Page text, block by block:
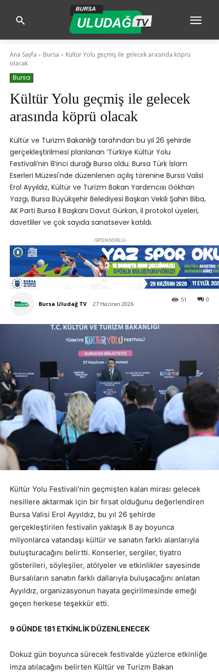
Ana Sayfa Bursa
Kültür Yolu geçmiş ile gelecek arasında köprü
olacak
Bursa
Kültür Yolu geçmiş ile gelecek
arasında köprü olacak
Kültür ve Turizm Bakanlığı tarafından bu yıl 26 şehirde
gerçekleştirilmesi planlanan ‘Türkiye Kültür Yolu
Festivali’nin 8’inci durağı Bursa oldu. Bursa Türk İslam
Eserleri Müzesi'nde düzenlenen açılış törenine Bursa Valisi
Erol Ayyıldız, Kültür ve Turizm Bakan Yardımcısı Gökhan
Yazgı, Bursa Büyükşehir Belediyesi Başkan Vekili Şahin Biba,
AK Parti Bursa İl Başkanı Davut Gürkan, il protokol üyeleri,
davetliler ve çok sayıda sanatsever katıldı.
-SPONSORLU-
Bursa Uludağ TV 27 Haziran 2026
0
51
Kültür Yolu Festivali’nin geçmişten kalan mirası gelecek
nesillere aktarmak için bir fırsat olduğunu değerlendiren
Bursa Valisi Erol Ayyıldız, bu yıl 26 şehirde
gerçekleştirilen festivalin yaklaşık 8 ay boyunca
milyonlarca vatandaşı kültür ve sanatın farklı alanlarıyla
buluşturacağını belirtti. Konserler, sergiler, tiyatro
gösterileri, söyleşiler, atölyeler ve etkinlikler sayesinde
Bursalıların sanatın farklı dallarıyla buluşacağını anlatan
Ayyıldız, organizasyonun hayata geçirilmesinde emeği
geçen herkese teşekkür etti.
9 GÜNDE 181 ETKİNLİK DÜZENLENECEK
Dokuz gün boyunca sürecek festivalde yüzlerce etkinliğe
imza atılacağını belirten Kültür ve Turizm Bakan